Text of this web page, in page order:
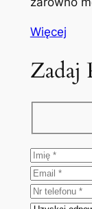
Więcej
Zadaj